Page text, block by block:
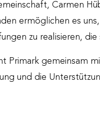
Carmen
ermöglichen es
zu realisieren, die
Primark gemeinsam
und die